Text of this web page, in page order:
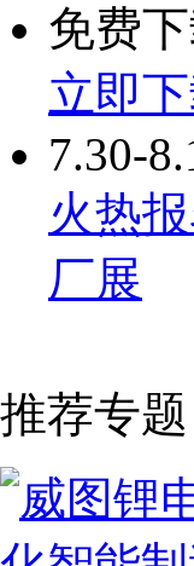
免费
立即
7.30-
火热
厂展
推荐专题